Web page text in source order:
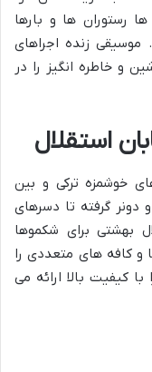
رستوران ها و بارها
زنده اجراهای
و خاطره انگیز را در
استقلال
خوشمزه ترکی و بین
دونر گرفته تا دسرهای
بهشتی برای شکموها
و کافه های متعددی را
کیفیت بالا ارائه می